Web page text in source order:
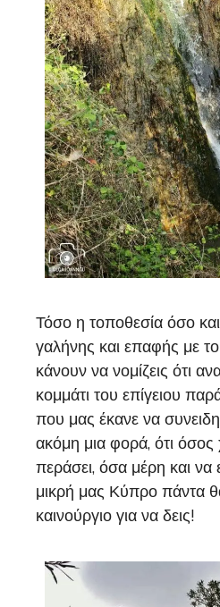
Τόσο η τοποθεσία όσο
γαλήνης και επαφής με
κάνουν να νομίζεις ότι
κομμάτι του επίγειου
που μας έκανε να
ακόμη μια φορά, ότι όσος
περάσει, όσα μέρη και να
μικρή μας Κύπρο πάντα
καινούργιο για να δεις!